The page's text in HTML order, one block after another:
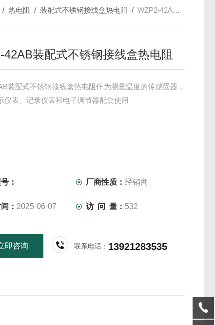
/热电阻 / 装配式不锈钢接线盒热电阻 /WZP2-42AB装配式不锈钢接线盒热电阻
42AB装配式不锈钢接线盒热电阻
装配式不锈钢接线盒热电阻作为测量温度的传感受器，
仪表、记录仪表和电子调节器配套使用
： 厂商性质：经销商
： 2025-06-07 访 问 量： 532
即咨询 联系电话： 13921283535